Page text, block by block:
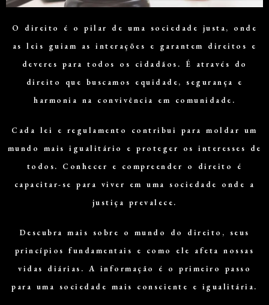
O direito é o pilar de uma sociedade justa, onde
as leis guiam as interações e garantem direitos e
deveres para todos os cidadãos. É através do
direito que buscamos equidade, segurança e
harmonia na convivência em comunidade.
Cada lei e regulamento contribui para moldar um
mundo mais igualitário e proteger os interesses de
todos. Conhecer e compreender o direito é
capacitar-se para viver em uma sociedade onde a
justiça prevalece.
Descubra mais sobre o mundo do direito, seus
princípios fundamentais e como ele afeta nossas
vidas diárias. A informação é o primeiro passo
para uma sociedade mais consciente e igualitária.